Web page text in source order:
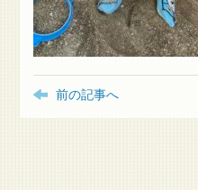
前の記事へ